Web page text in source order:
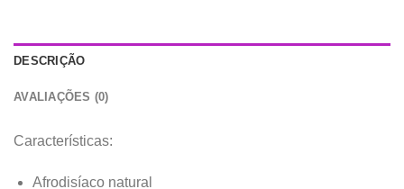
DESCRIÇÃO
AVALIAÇÕES (0)
Características:
Afrodisíaco natural